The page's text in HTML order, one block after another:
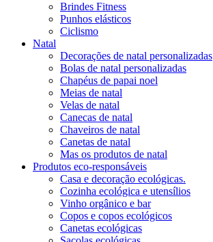
Brindes Fitness
Punhos elásticos
Ciclismo
Natal
Decorações de natal personalizadas
Bolas de natal personalizadas
Chapéus de papai noel
Meias de natal
Velas de natal
Canecas de natal
Chaveiros de natal
Canetas de natal
Mas os produtos de natal
Produtos eco-responsáveis
Casa e decoração ecológicas.
Cozinha ecológica e utensílios
Vinho orgânico e bar
Copos e copos ecológicos
Canetas ecológicas